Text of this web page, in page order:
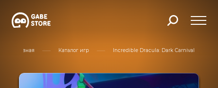
Главная Каталог игр Incredible Dracula: Dark Carnival